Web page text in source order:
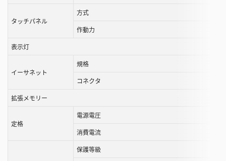
タッチパネル
方式
作動力
表示灯
イーサネット
規格
コネクタ
拡張メモリー
定格
電源電圧
消費電流
保護等級